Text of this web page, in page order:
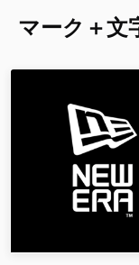
マーク＋文